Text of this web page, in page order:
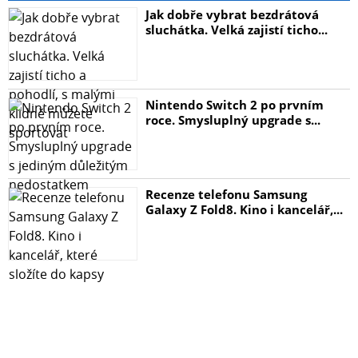
Jak dobře vybrat bezdrátová
sluchátka. Velká zajistí ticho...
Nintendo Switch 2 po prvním
roce. Smysluplný upgrade s...
Recenze telefonu Samsung
Galaxy Z Fold8. Kino i kancelář,...